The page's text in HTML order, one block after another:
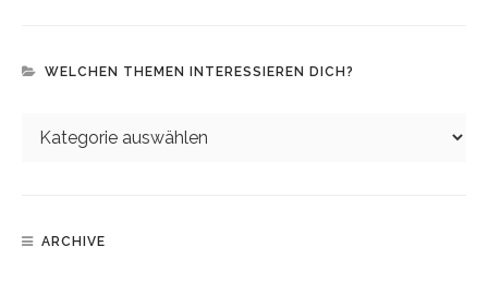
WELCHEN THEMEN INTERESSIEREN DICH?
ARCHIVE